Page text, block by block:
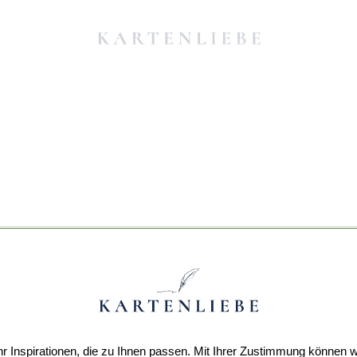
Inspirationen, die zu Ihnen passen. Mit Ihrer Zustimmung können